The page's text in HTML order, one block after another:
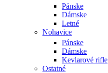
Pánske
Dámske
Letné
Nohavice
Pánske
Dámske
Kevlarové rifle
Ostatné